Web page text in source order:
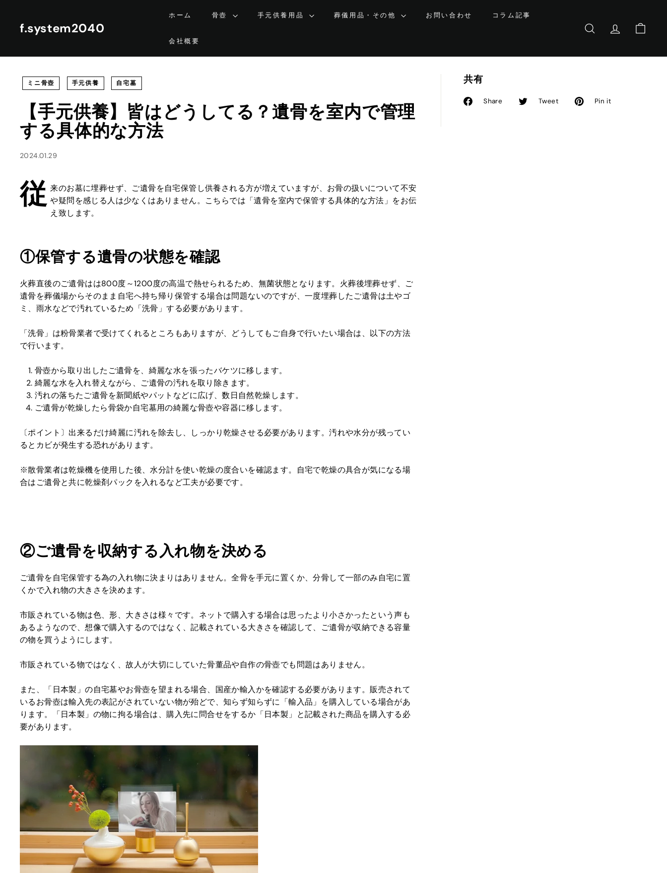
ツ
f.system2040
ホーム 骨壺 手元供養用品 葬儀用品・その他 お問い合わせ コラム記事
会社概要
サイトを検索する
基本会員情報
カート
ミニ骨壺 手元供養 自宅墓
【手元供養】皆はどうしてる？遺骨を室内で管理
する具体的な方法
2024.01.29
従 来のお墓に埋葬せず、ご遺骨を自宅保管し供養される方が増えていますが、お骨の扱いについて不安
や疑問を感じる人は少なくはありません。こちらでは「遺骨を室内で保管する具体的な方法」をお伝
え致します。
①保管する遺骨の状態を確認
火葬直後のご遺骨はは800度～1200度の高温で熱せられるため、無菌状態となります。火葬後埋葬せず、ご
遺骨を葬儀場からそのまま自宅へ持ち帰り保管する場合は問題ないのですが、一度埋葬したご遺骨は土やゴ
ミ、雨水などで汚れているため「洗骨」する必要があります。
「洗骨」は粉骨業者で受けてくれるところもありますが、どうしてもご自身で行いたい場合は、以下の方法
で行います。
骨壺から取り出したご遺骨を、綺麗な水を張ったバケツに移します。
綺麗な水を入れ替えながら、ご遺骨の汚れを取り除きます。
汚れの落ちたご遺骨を新聞紙やパットなどに広げ、数日自然乾燥します。
ご遺骨が乾燥したら骨袋か自宅墓用の綺麗な骨壺や容器に移します。
〔ポイント〕出来るだけ綺麗に汚れを除去し、しっかり乾燥させる必要があります。汚れや水分が残ってい
るとカビが発生する恐れがあります。
※散骨業者は乾燥機を使用した後、水分計を使い乾燥の度合いを確認ます。自宅で乾燥の具合が気になる場
合はご遺骨と共に乾燥剤パックを入れるなど工夫が必要です。
②ご遺骨を収納する入れ物を決める
ご遺骨を自宅保管する為の入れ物に決まりはありません。全骨を手元に置くか、分骨して一部のみ自宅に置
くかで入れ物の大きさを決めます。
市販されている物は色、形、大きさは様々です。ネットで購入する場合は思ったより小さかったという声も
あるようなので、想像で購入するのではなく、記載されている大きさを確認して、ご遺骨が収納できる容量
の物を買うようにします。
市販されている物ではなく、故人が大切にしていた骨董品や自作の骨壺でも問題はありません。
また、「日本製」の自宅墓やお骨壺を望まれる場合、国産か輸入かを確認する必要があります。販売されて
いるお骨壺は輸入先の表記がされていない物が殆どで、知らず知らずに「輸入品」を購入している場合があ
ります。「日本製」の物に拘る場合は、購入先に問合せをするか「日本製」と記載された商品を購入する必
要があります。
共有
Share
FacebookTweet
Twitter Pin it